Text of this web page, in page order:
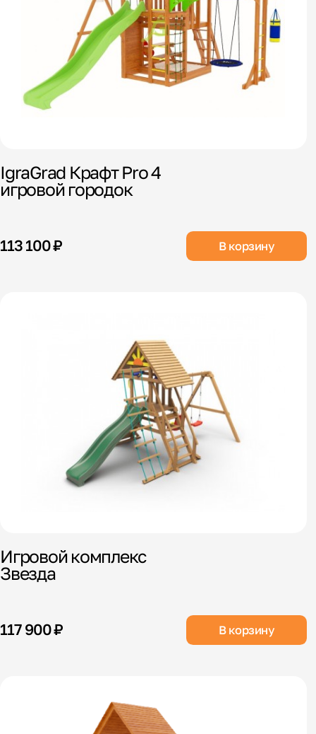
IgraGrad Крафт Pro 4
игровой городок
113 100 ₽ В корзину
Игровой комплекс
Звезда
117 900 ₽ В корзину